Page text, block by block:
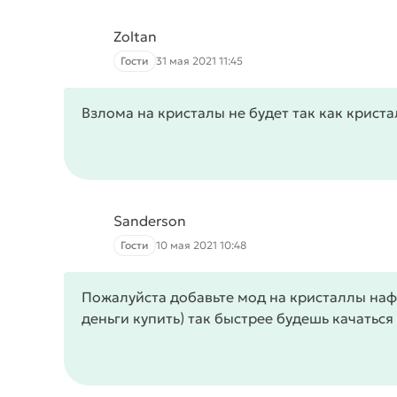
Zoltan
Гости 31 мая 2021 11:45
Взлома на кристалы не будет так как
Sanderson
Гости 10 мая 2021 10:48
Пожалуйста добавьте мод на кристаллы
деньги купить) так быстрее будешь качаться